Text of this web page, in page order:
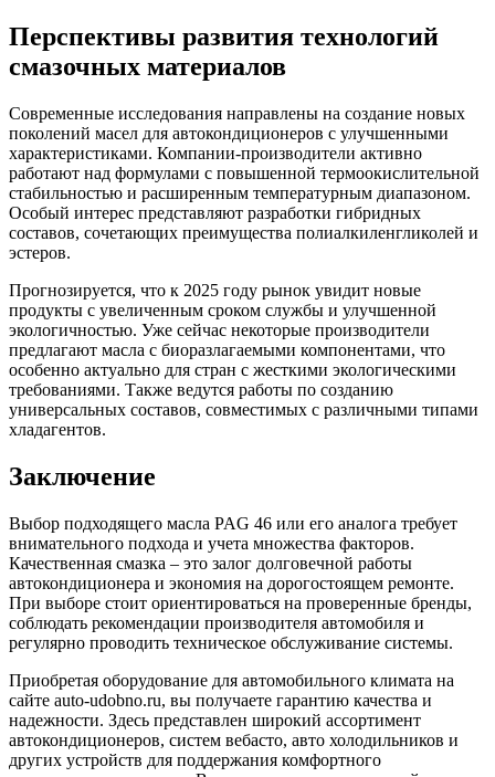
Перспективы развития технологий
смазочных материалов
Современные исследования направлены на создание новых
поколений масел для автокондиционеров с улучшенными
характеристиками. Компании-производители активно
работают над формулами с повышенной термоокислительной
стабильностью и расширенным температурным диапазоном.
Особый интерес представляют разработки гибридных
составов, сочетающих преимущества полиалкиленгликолей и
эстеров.
Прогнозируется, что к 2025 году рынок увидит новые
продукты с увеличенным сроком службы и улучшенной
экологичностью. Уже сейчас некоторые производители
предлагают масла с биоразлагаемыми компонентами, что
особенно актуально для стран с жесткими экологическими
требованиями. Также ведутся работы по созданию
универсальных составов, совместимых с различными типами
хладагентов.
Заключение
Выбор подходящего масла PAG 46 или его аналога требует
внимательного подхода и учета множества факторов.
Качественная смазка – это залог долговечной работы
автокондиционера и экономия на дорогостоящем ремонте.
При выборе стоит ориентироваться на проверенные бренды,
соблюдать рекомендации производителя автомобиля и
регулярно проводить техническое обслуживание системы.
Приобретая оборудование для автомобильного климата на
сайте auto-udobno.ru, вы получаете гарантию качества и
надежности. Здесь представлен широкий ассортимент
автокондиционеров, систем вебасто, авто холодильников и
других устройств для поддержания комфортного